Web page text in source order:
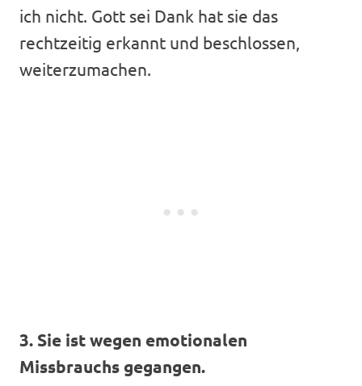
ich nicht. Gott sei Dank hat sie das
rechtzeitig erkannt und beschlossen,
weiterzumachen.
3. Sie ist wegen emotionalen
Missbrauchs gegangen.